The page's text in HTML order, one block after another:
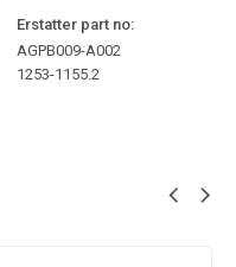
Erstatter part no:
AGPB009-A002
1253-1155.2